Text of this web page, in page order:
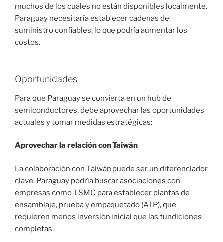
muchos de los cuales no están disponibles localmente.
Paraguay necesitaría establecer cadenas de
suministro confiables, lo que podría aumentar los
costos.
Oportunidades
Para que Paraguay se convierta en un hub de
semiconductores, debe aprovechar las oportunidades
actuales y tomar medidas estratégicas:
Aprovechar la relación con Taiwán
La colaboración con Taiwán puede ser un diferenciador
clave. Paraguay podría buscar asociaciones con
empresas como TSMC para establecer plantas de
ensamblaje, prueba y empaquetado (ATP), que
requieren menos inversión inicial que las fundiciones
completas.